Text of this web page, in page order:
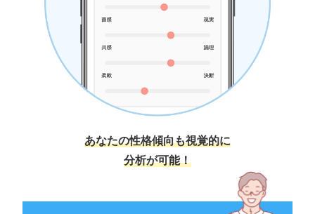
あなたの性格傾向も視覚的に
分析が可能！